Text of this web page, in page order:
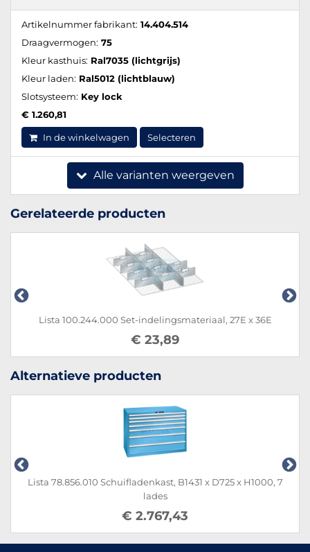
Artikelnummer fabrikant: 14.404.514
Draagvermogen: 75
Kleur kasthuis: Ral7035 (lichtgrijs)
Kleur laden: Ral5012 (lichtblauw)
Slotsysteem: Key lock
€ 1.260,81
In de winkelwagen Selecteren
Alle varianten weergeven
Gerelateerde producten
27E x 36E Lista 100.234.000 Set-
Alternatieve producten
Schuifladenkast, B1431 x D725 x H1000, 7
€ 2.767,43
Lista